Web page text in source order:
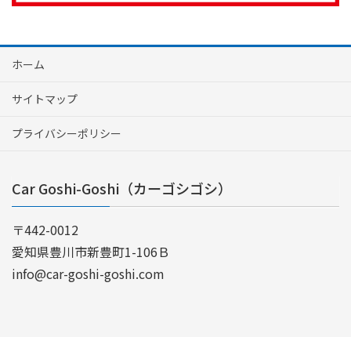
ホーム
サイトマップ
プライバシーポリシー
Car Goshi-Goshi（カーゴシゴシ）
〒442-0012
愛知県豊川市新豊町1-106Ｂ
info@car-goshi-goshi.com